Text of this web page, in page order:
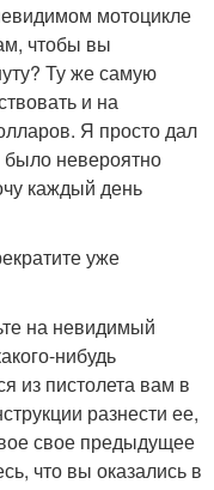
мотоцикле
чтобы вы
Ту же самую
и на
Я просто дал
невероятно
каждый день
уже
на невидимый
нибудь
из пистолета вам в
разнести ее,
свое предыдущее
что вы оказались в